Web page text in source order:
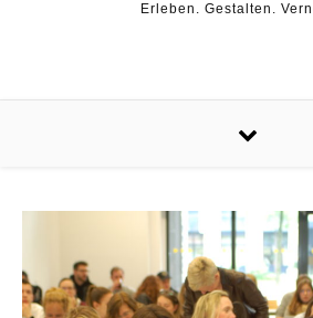
Erleben. Gestalten.